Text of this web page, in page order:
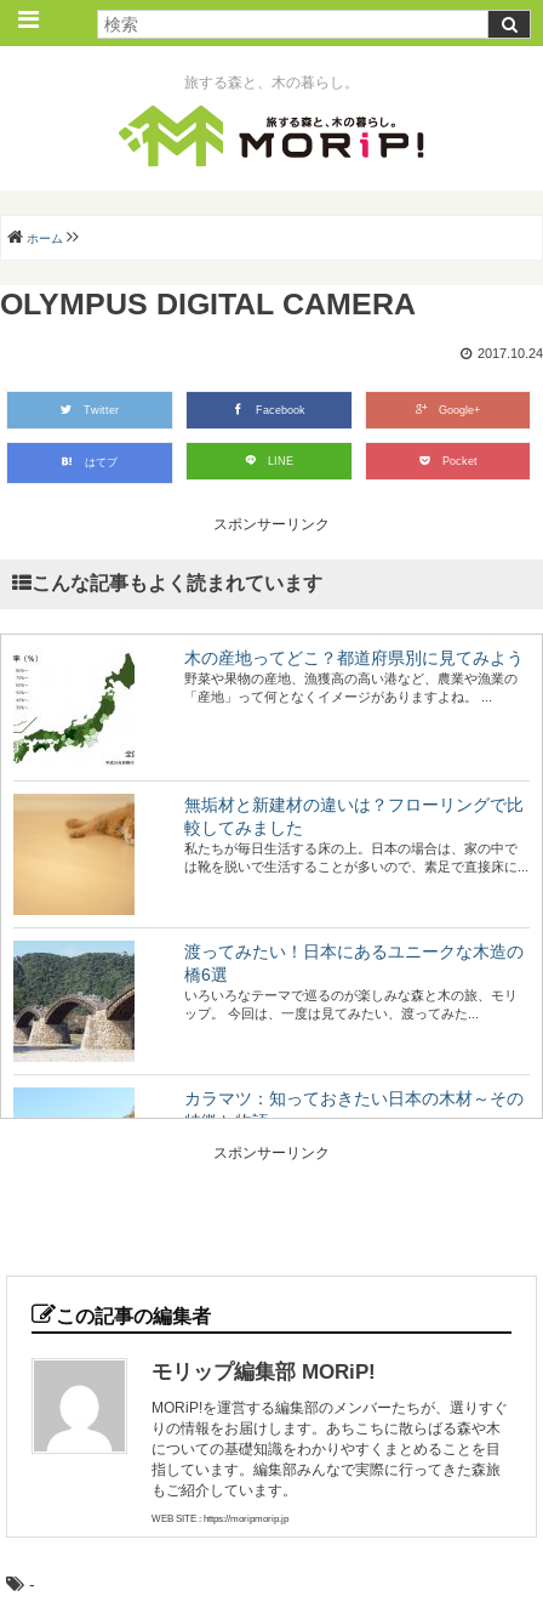
旅する森と、木の暮らし。
ホーム
OLYMPUS DIGITAL CAMERA
2017.10.24
Twitter Facebook Google+
はてブ LINE Pocket
スポンサーリンク
こんな記事もよく読まれています
木の産地ってどこ？都道府県別に見てみよう
野菜や果物の産地、漁獲高の高い港など、農業や漁業の
「産地」って何となくイメージがありますよね。 ...
無垢材と新建材の違いは？フローリングで比
較してみました
私たちが毎日生活する床の上。日本の場合は、家の中で
は靴を脱いで生活することが多いので、素足で直接床に...
渡ってみたい！日本にあるユニークな木造の
橋6選
いろいろなテーマで巡るのが楽しみな森と木の旅、モリ
ップ。 今回は、一度は見てみたい、渡ってみた...
カラマツ：知っておきたい日本の木材～その
特徴と物語～
ーズ。 今回は、日本で唯一の落葉する針葉樹「...
とは
日本のブランド木材には、○○杉といった1つの樹種だけで
なく、その土地を代表するいくつかの樹種がセット...
木目の種類：柾目・板目・木口を、バウムク
スポンサーリンク
この記事の編集者
モリップ編集部 MORiP!
MORiP!を運営する編集部のメンバーたちが、選りすぐ
りの情報をお届けします。あちこちに散らばる森や木
についての基礎知識をわかりやすくまとめることを目
指しています。編集部みんなで実際に行ってきた森旅
もご紹介しています。
WEB SITE : https://moripmorip.jp
-